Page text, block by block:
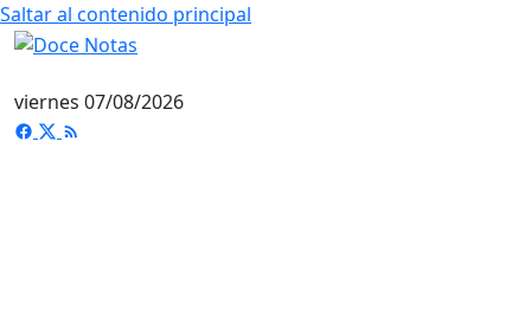
Saltar al contenido principal
viernes 07/08/2026